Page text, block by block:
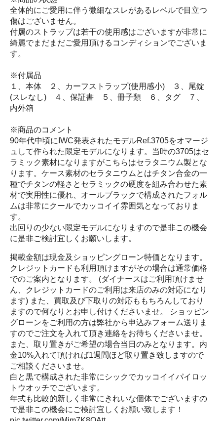
全体的にご愛用に伴う微細なスレがあるレベルで目立つ
傷はございません。
付属のストラップは若干の使用感はございますが非常に
綺麗でまだまだご愛用頂けるコンディションでございま
す。
※付属品
１、本体 ２、カーフストラップ(使用感小) ３、尾錠
(スレなし) ４、保証書 ５、冊子類 ６、タグ ７、
内外箱
※商品のコメント
90年代中頃にIWC発表されたモデルRef.3705をオマージ
ュして作られた限定モデルになります。当時の3705はセ
ラミック素材になりますがこちらはセラタニウム製とな
ります。ケース素材のセラタニウムとはチタン合金の一
種でチタンの軽さとセラミックの硬度を組み合わせた素
材で実用性に優れ、オールブラックで構成されたフォル
ムは非常にクールでカッコイイ雰囲気となっておりま
す。
出回りの少ない限定モデルになりますので是非この機会
に是非ご検討宜しくお願いします。
掲載金額は現金及ショッピングローン特価となります。
クレジットカードも利用頂けますがその場合は通常価格
でのご案内となります。 (ダイナースはご利用頂けませ
ん、クレジットカードのご利用は来店のみの対応になり
ます) また、買取及び下取りの対応ももちろんしており
ますので何なりとお申し付けくださいませ。 ショッピン
グローンをご利用の方は弊社から申込みフォーム送りま
すのでご注文を入れて頂き連絡をお待ちくださいませ。
また、取り置きがご希望の場合当日のみとなります。内
金10%入れて頂ければ1週間ほど取り置き致しますので
ご相談くださいませ。
白と黒で構成された非常にシックでカッコイイパイロッ
トウオッチでございます。
年式も比較的新しく非常にきれいな個体でございますの
で是非この機会にご検討宜しくお願い致します！